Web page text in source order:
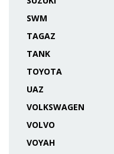
SWM
TAGAZ
TANK
TOYOTA
UAZ
VOLKSWAGEN
VOLVO
VOYAH